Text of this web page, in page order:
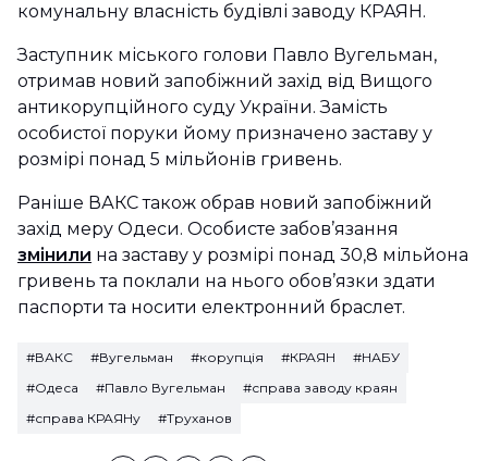
комунальну власність будівлі заводу КРАЯН.
Заступник міського голови Павло Вугельман,
отримав новий запобіжний захід від Вищого
антикорупційного суду України. Замість
особистої поруки йому призначено заставу у
розмірі понад 5 мільйонів гривень.
Раніше ВАКС також обрав новий запобіжний
захід меру Одеси. Особисте забов’язання
змінили на заставу у розмірі понад 30,8 мільйона
гривень та поклали на нього обов’язки здати
паспорти та носити електронний браслет.
#ВАКС #Вугельман #корупція #КРАЯН
#НАБУ
#Одеса
#Павло Вугельман
#справа заводу краян
#справа КРАЯНу
#Труханов